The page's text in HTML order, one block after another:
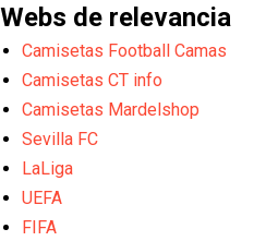
Webs de relevancia
Camisetas Football Camas
Camisetas CT info
Camisetas Mardelshop
Sevilla FC
LaLiga
UEFA
FIFA